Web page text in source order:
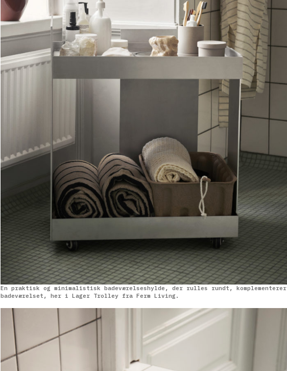
En praktisk og minimalistisk badeværelseshylde, der rulles rundt, komplementerer
badeværelset, her i Lager Trolley fra Ferm Living.